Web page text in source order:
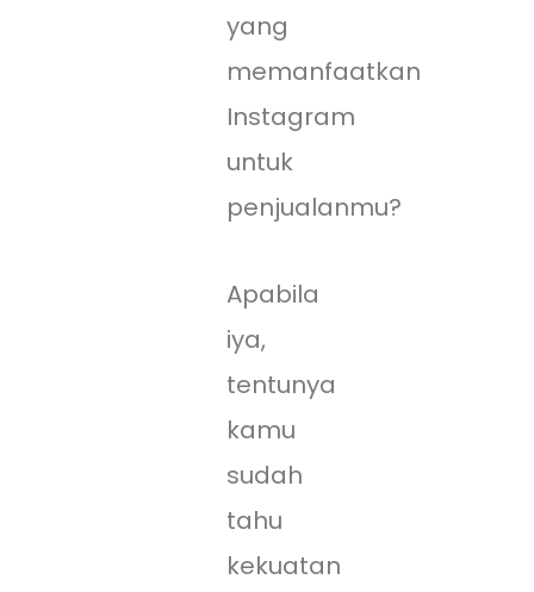
yang
memanfaatkan
Instagram
untuk
penjualanmu?
Apabila
iya,
tentunya
kamu
sudah
tahu
kekuatan